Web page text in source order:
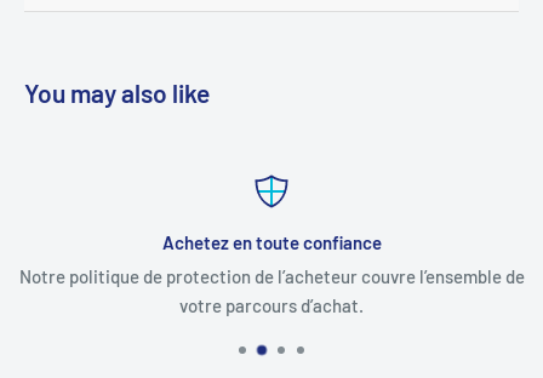
You may also like
Achetez en toute confiance
Notre politique de protection de l’acheteur couvre l’ensemble de
votre parcours d’achat.